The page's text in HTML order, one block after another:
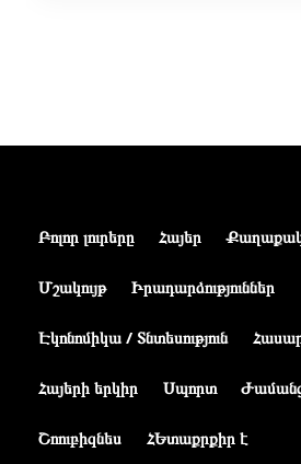
Բոլոր լուրերը Հայեր
Մշակույթ Իրադարձություններ
Էկոնոմիկա / Տնտեսություն
Հայերի երկիր Սպորտ
Շոուբիզնես ՀԵտաքրքիր է